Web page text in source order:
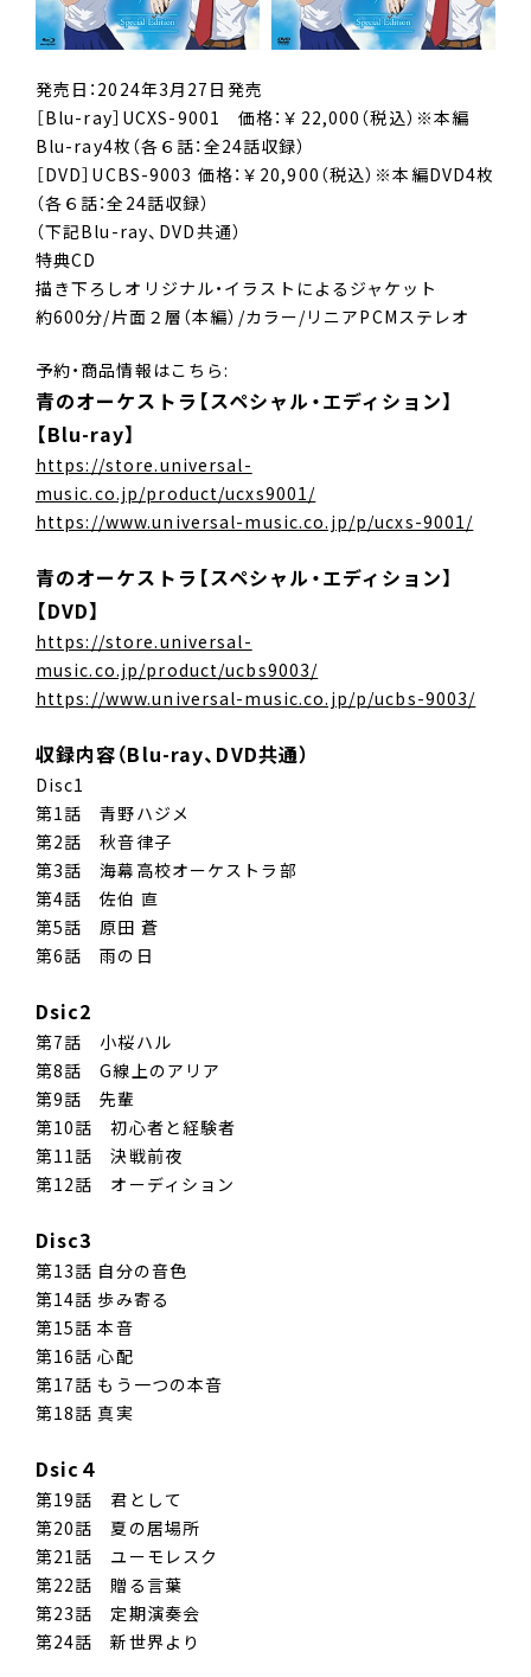
発売日：2024年3月27日発売
［Blu-ray］UCXS-9001 価格：￥22,000（税込）※本編
Blu-ray4枚（各６話：全24話収録）
［DVD］UCBS-9003 価格：￥20,900（税込）※本編DVD4枚
（各６話：全24話収録）
（下記Blu-ray、DVD共通）
特典CD
描き下ろしオリジナル・イラストによるジャケット
約600分/片面２層（本編）/カラー/リニアPCMステレオ
予約・商品情報はこちら:
青のオーケストラ【スペシャル・エディション】
【Blu-ray】
https://store.universal-
music.co.jp/product/ucxs9001/
https://www.universal-music.co.jp/p/ucxs-9001/
青のオーケストラ【スペシャル・エディション】
【DVD】
https://store.universal-
music.co.jp/product/ucbs9003/
https://www.universal-music.co.jp/p/ucbs-9003/
収録内容（Blu-ray、DVD共通）
Disc1
第1話 青野ハジメ
第2話 秋音律子
第3話 海幕高校オーケストラ部
第4話 佐伯 直
第5話 原田 蒼
第6話 雨の日
Dsic2
第7話 小桜ハル
第8話 G線上のアリア
第9話 先輩
第10話 初心者と経験者
第11話 決戦前夜
第12話 オーディション
Disc3
第13話 自分の音色
第14話 歩み寄る
第15話 本音
第16話 心配
第17話 もう一つの本音
第18話 真実
Dsic４
第19話 君として
第20話 夏の居場所
第21話 ユーモレスク
第22話 贈る言葉
第23話 定期演奏会
第24話 新世界より